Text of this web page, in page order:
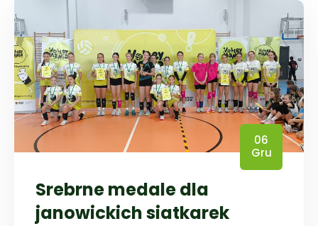
06
Gru
Srebrne medale dla
janowickich siatkarek